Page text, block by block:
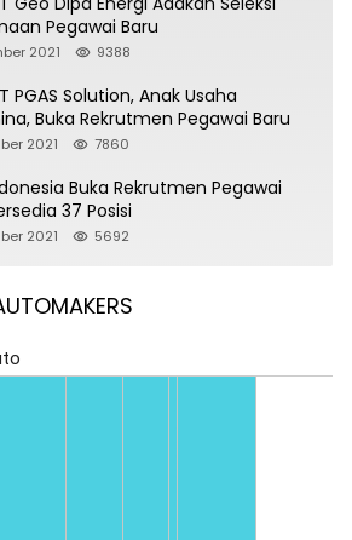
Pegawai Baru
2021 9388
PGAS Solution, Anak Usaha
Buka Rekrutmen Pegawai Baru
2021 7860
Buka Rekrutmen Pegawai
37 Posisi
2021 5692